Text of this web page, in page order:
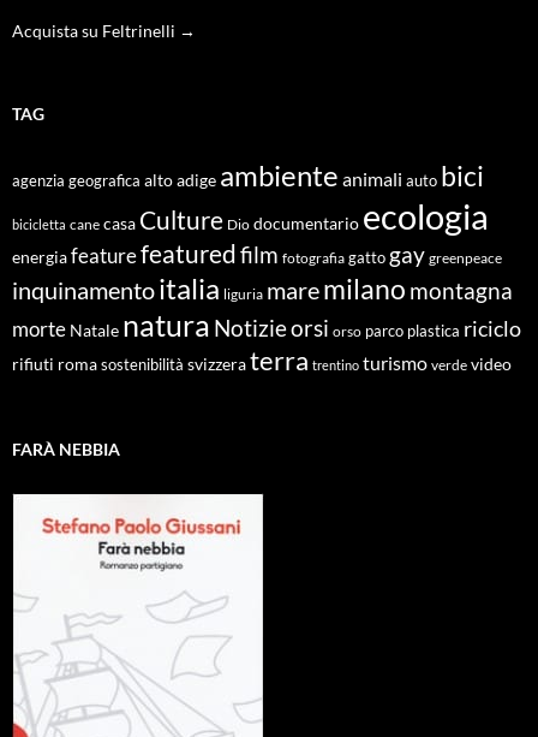
Acquista su Feltrinelli →
TAG
agenzia geografica alto adige ambiente animali auto bici
bicicletta cane casa Culture Dio documentario ecologia
energiafeaturefeaturedfilm fotografia gatto gay greenpeace
inquinamentoitalia liguria maremilano montagna
morte Natale natura Notizieorsi orso parco plastica riciclo
rifiuti roma sostenibilità svizzeraterra trentino turismo verde video
FARÀ NEBBIA